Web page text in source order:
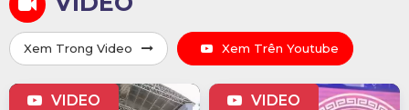
Xem Trong Video Xem Trên Youtube
VIDEO VIDEO